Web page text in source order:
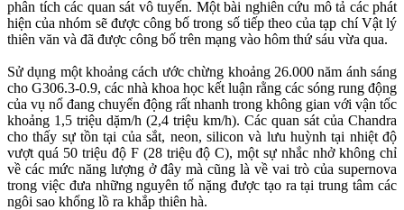
phân tích các quan sát vô tuyến. Một bài nghiên cứu mô tả các phát
hiện của nhóm sẽ được công bố trong số tiếp theo của tạp chí Vật lý
thiên văn và đã được công bố trên mạng vào hôm thứ sáu vừa qua.
Sử dụng một khoảng cách ước chừng khoảng 26.000 năm ánh sáng
cho G306.3-0.9, các nhà khoa học kết luận rằng các sóng rung động
của vụ nổ đang chuyển động rất nhanh trong không gian với vận tốc
khoảng 1,5 triệu dặm/h (2,4 triệu km/h). Các quan sát của Chandra
cho thấy sự tồn tại của sắt, neon, silicon và lưu huỳnh tại nhiệt độ
vượt quá 50 triệu độ F (28 triệu độ C), một sự nhắc nhở không chỉ
về các mức năng lượng ở đây mà cũng là về vai trò của supernova
trong việc đưa những nguyên tố nặng được tạo ra tại trung tâm các
ngôi sao khổng lồ ra khắp thiên hà.